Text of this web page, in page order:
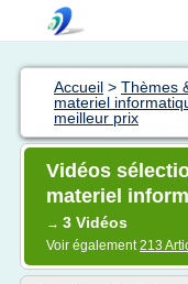
Accueil > Thèmes
materiel
meilleur prix
Vidéos
materiel
→ 3 Vidéos
Voir également213